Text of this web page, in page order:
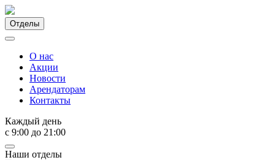
Отделы
О нас
Акции
Новости
Арендаторам
Контакты
Каждый день
с 9:00 до 21:00
Наши отделы